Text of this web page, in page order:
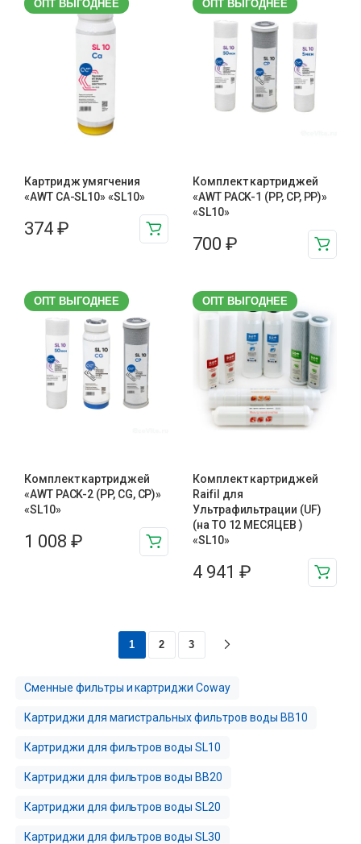
ОПТ ВЫГОДНЕЕ
Картридж умягчения
«AWT CA-SL10» «SL10»
374 ₽
ОПТ ВЫГОДНЕЕ
Комплект картриджей
«AWT PACK-1 (PP, CP, PP)»
«SL10»
700 ₽
ОПТ ВЫГОДНЕЕ
Комплект картриджей
«AWT PACK-2 (PP, CG, CP)»
«SL10»
1 008 ₽
ОПТ ВЫГОДНЕЕ
Комплект картриджей
Raifil для
Ультрафильтрации (UF)
(на ТО 12 МЕСЯЦЕВ )
«SL10»
4 941 ₽
1 2 3
Сменные фильтры и картриджи Coway
Картриджи для магистральных фильтров воды BB10
Картриджи для фильтров воды SL10
Картриджи для фильтров воды BB20
Картриджи для фильтров воды SL20
Картриджи для фильтров воды SL30